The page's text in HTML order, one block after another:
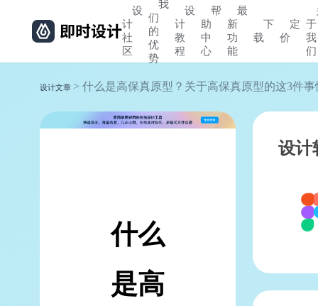
设
计
社
区
我
们
的
优
势
设
计
教
程
帮
助
中
心
最
新
功
能
下
载
定
价
于
我
们
设计文章 > 什么是高保真原型？关于高保真原型的这3件
什么
是高
设计